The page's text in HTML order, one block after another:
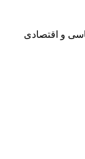
و اقتصادی